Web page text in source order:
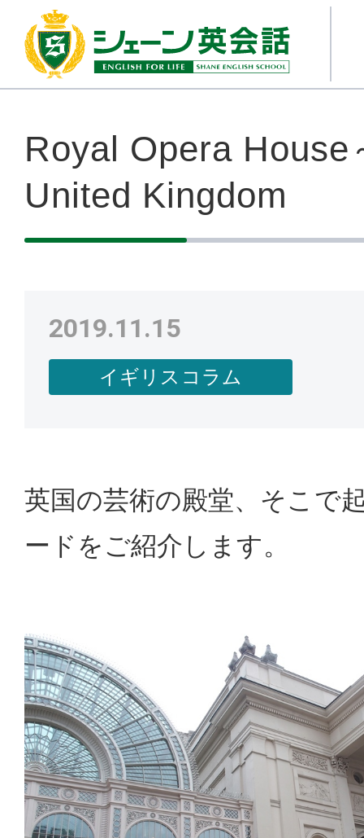
Royal Opera House
United Kingdom
2019.11.15
イギリスコラム
英国の芸術の殿堂、そこで
ードをご紹介します。